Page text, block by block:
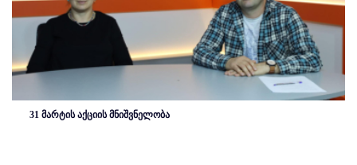
31 მარტის აქციის მნიშვნელობა